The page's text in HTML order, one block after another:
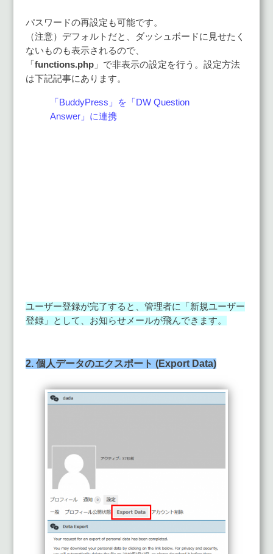
パスワードの再設定も可能です。
（注意）デフォルトだと、ダッシュボードに見せたく
ないものも表示されるので、
「 functions.php 」で非表示の設定を行う。設定方法
は下記記事にあります。
「BuddyPress」を「DW Question
Answer」に連携
ユーザー登録が完了すると、管理者に「新規ユーザー
登録」として、お知らせメールが飛んできます。
2. 個人データのエクスポート (Export Data)